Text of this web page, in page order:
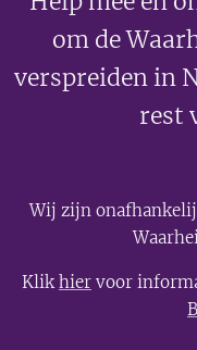
om de
verspreiden in
rest
Wij zijn
Klikhier voor